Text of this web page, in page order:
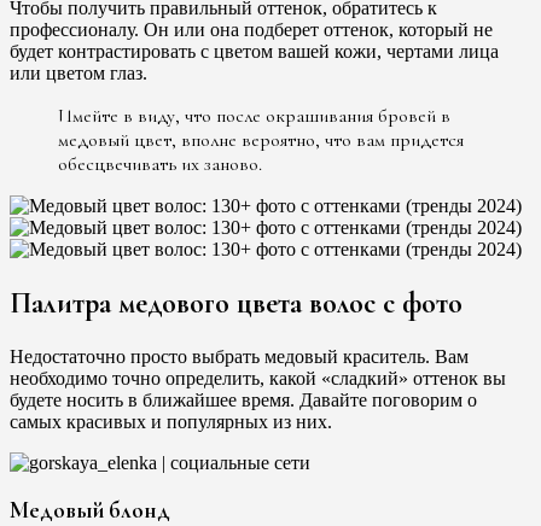
Чтобы получить правильный оттенок, обратитесь к
профессионалу. Он или она подберет оттенок, который не
будет контрастировать с цветом вашей кожи, чертами лица
или цветом глаз.
Имейте в виду, что после окрашивания бровей в
медовый цвет, вполне вероятно, что вам придется
обесцвечивать их заново.
Палитра медового цвета волос с фото
Недостаточно просто выбрать медовый краситель. Вам
необходимо точно определить, какой «сладкий» оттенок вы
будете носить в ближайшее время. Давайте поговорим о
самых красивых и популярных из них.
Медовый блонд